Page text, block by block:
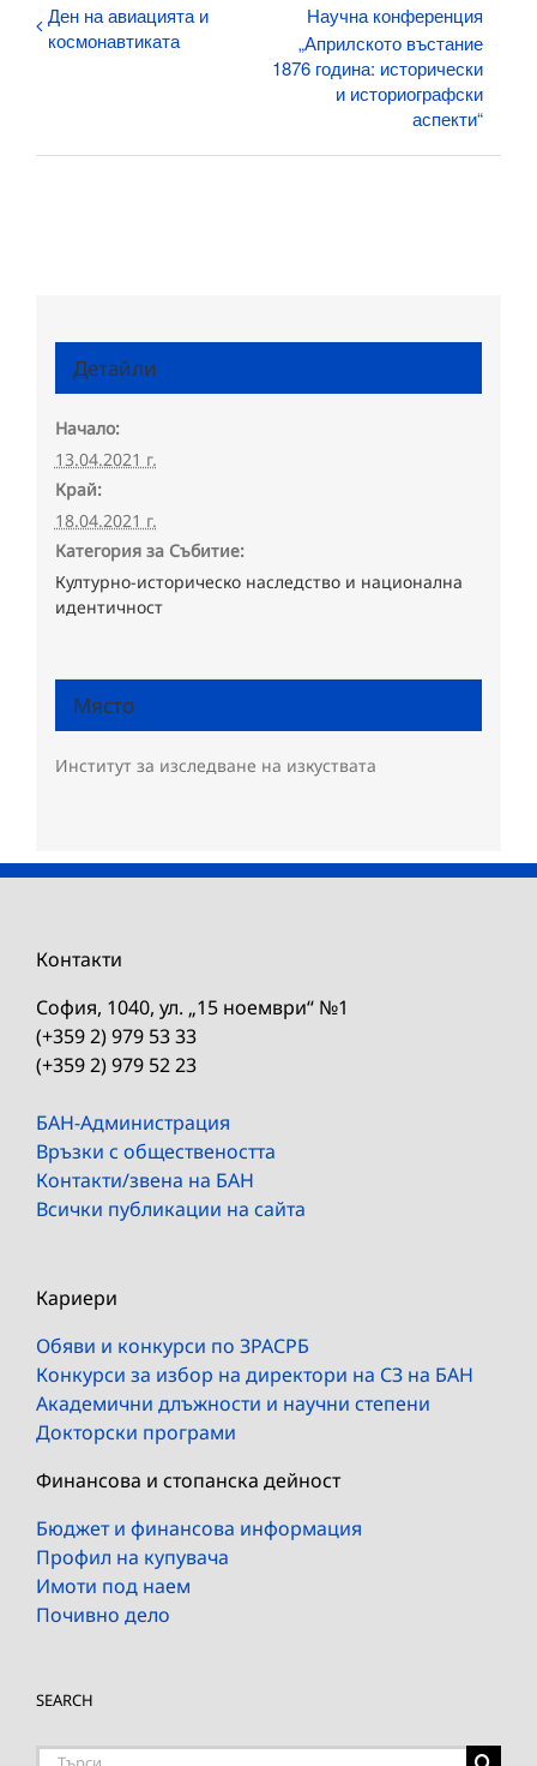
Ден на авиацията и
космонавтиката
Научна конференция
„Априлското въстание
1876 година: исторически
и историографски
аспекти“
Детайли
Начало:
13.04.2021 г.
Край:
18.04.2021 г.
Категория за Събитие:
Културно-историческо наследство и национална
идентичност
Място
Институт за изследване на изкуствата
Контакти
София, 1040, ул. „15 ноември“ №1
(+359 2) 979 53 33
(+359 2) 979 52 23
БАН-Администрация
Връзки с обществеността
Контакти/звена на БАН
Всички публикации на сайта
Кариери
Обяви и конкурси по ЗРАСРБ
Конкурси за избор на директори на СЗ на БАН
Академични длъжности и научни степени
Докторски програми
Финансова и стопанска дейност
Бюджет и финансова информация
Профил на купувача
Имоти под наем
Почивно дело
SEARCH
Търсене